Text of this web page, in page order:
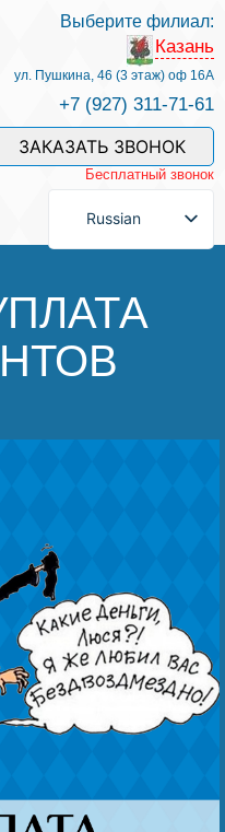
Выберите филиал:
Казань
ул. Пушкина, 46 (3 этаж) оф 16А
+7 (927) 311-71-61
ЗАКАЗАТЬ ЗВОНОК
Бесплатный звонок
Russian